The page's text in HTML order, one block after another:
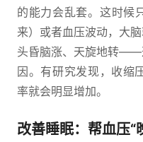
的能力会乱套。这时候
来）或者血压波动，大
头昏脑涨、天旋地转——
因。有研究发现，收缩
率就会明显增加。
改善睡眠：帮血压“